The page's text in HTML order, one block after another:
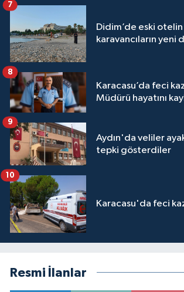
Didim’de eski otelin
karavancıların yeni
7
Karacasu’da feci
Müdürü hayatını
8
Aydın'da veliler
tepki gösterdiler
9
Karacasu'da feci
10
Resmi İlanlar